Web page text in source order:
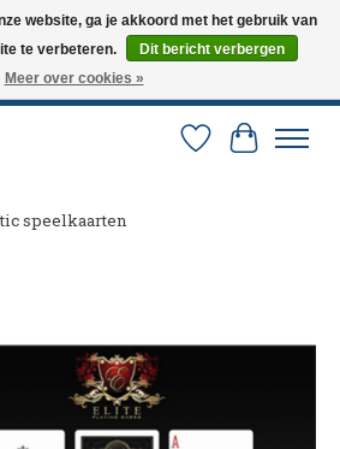
Snelle verzending via PostNL en DHL.
Bel of mail om een afspraak te maken. 0251-
Verlanglijst
speelkaarten
website, ga je akkoord met het gebruik van
te verbeteren.
Dit bericht verbergen
Meer over cookies »